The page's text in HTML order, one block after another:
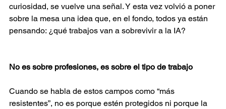
curiosidad, se vuelve una señal. Y esta vez volvió a poner
sobre la mesa una idea que, en el fondo, todos ya están
pensando: ¿qué trabajos van a sobrevivir a la IA?
No es sobre profesiones, es sobre el tipo de trabajo
Cuando se habla de estos campos como “más
resistentes”, no es porque estén protegidos ni porque la